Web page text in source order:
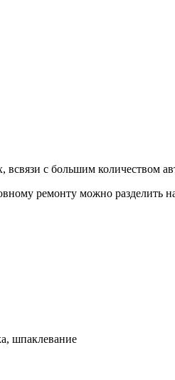
с большим количеством
ремонту можно разделить
шпаклевание